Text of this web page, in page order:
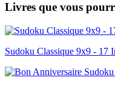
Livres que vous
Sudoku Classique 9x9 - 17